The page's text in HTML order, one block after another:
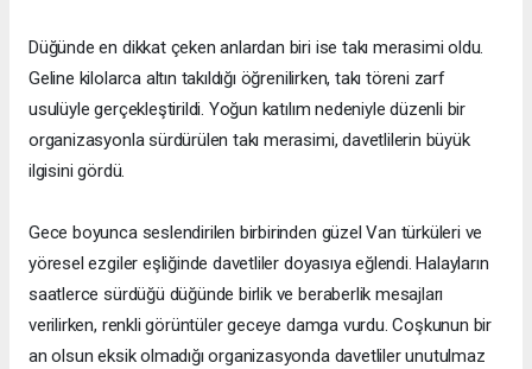
Düğünde en dikkat çeken anlardan biri ise takı merasimi oldu.
Geline kilolarca altın takıldığı öğrenilirken, takı töreni zarf
usulüyle gerçekleştirildi. Yoğun katılım nedeniyle düzenli bir
organizasyonla sürdürülen takı merasimi, davetlilerin büyük
ilgisini gördü.
Gece boyunca seslendirilen birbirinden güzel Van türküleri ve
yöresel ezgiler eşliğinde davetliler doyasıya eğlendi. Halayların
saatlerce sürdüğü düğünde birlik ve beraberlik mesajları
verilirken, renkli görüntüler geceye damga vurdu. Coşkunun bir
an olsun eksik olmadığı organizasyonda davetliler unutulmaz